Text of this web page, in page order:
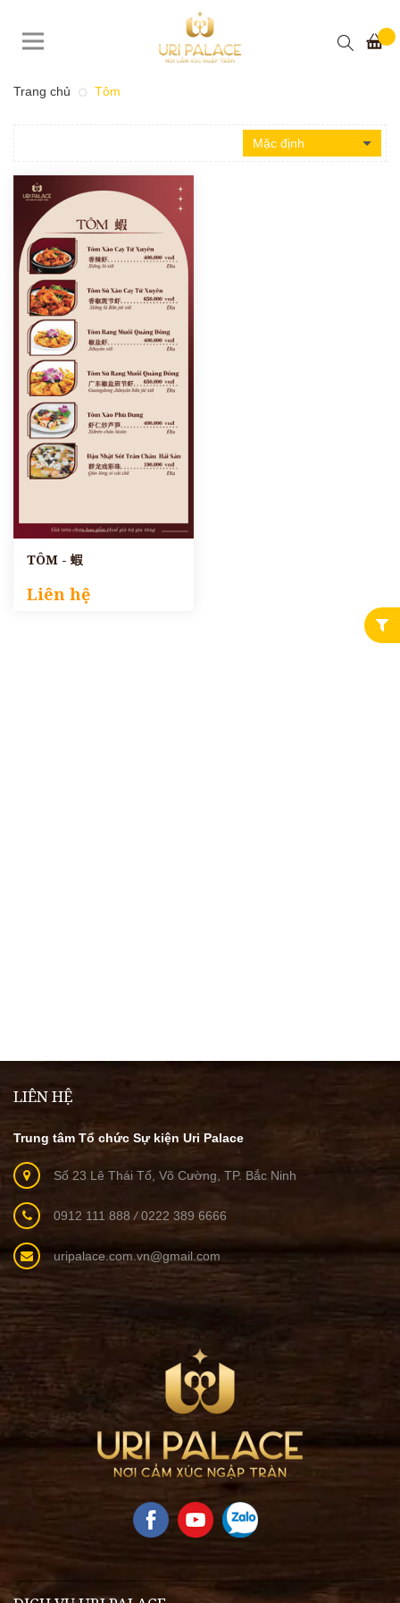
Trang chủ Tôm
TÔM - 蝦
Liên hệ
LIÊN HỆ
Trung tâm Tổ chức Sự kiện Uri Palace
Số 23 Lê Thái Tổ, Võ Cường, TP. Bắc Ninh
0912 111 888/0222 389 6666
uripalace.com.vn@gmail.com